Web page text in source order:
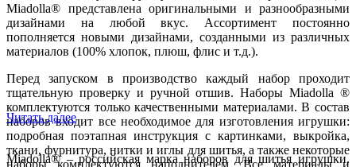
Miadolla® представлена оригинальными и разнообразными
дизайнами на любой вкус. Ассортимент постоянно
пополняется новыми дизайнами, созданными из различных
материалов (100% хлопок, плюш, флис и т.д.).
Перед запуском в производство каждый набор проходит
тщательную проверку и ручной отшив. Наборы Miadolla ®
комплектуются только качественными материалами. В состав
наборов входит все необходимое для изготовления игрушки:
подробная поэтапная инструкция с картинками, выкройка,
ткани, фурнитура, нитки и иглы для шитья, а также некоторые
наборы комплектуются наполнителем. Все материалы и
Читать далее
Miadolla® – российская марка наборов для шитья игрушки.